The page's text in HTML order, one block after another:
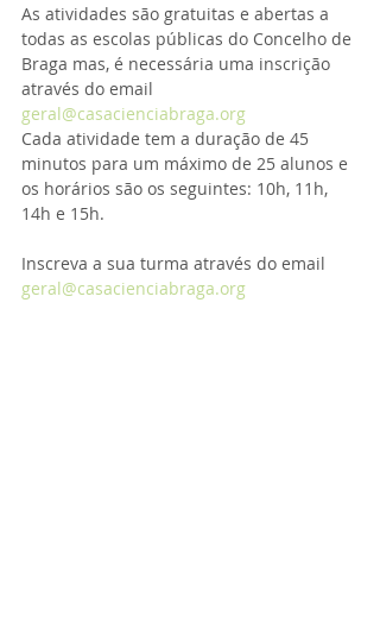
As atividades são gratuitas e abertas a
todas as escolas públicas do Concelho de
Braga mas, é necessária uma inscrição
através do email
geral@casacienciabraga.org
Cada atividade tem a duração de 45
minutos para um máximo de 25 alunos e
os horários são os seguintes: 10h, 11h,
14h e 15h.
Inscreva a sua turma através do email
geral@casacienciabraga.org